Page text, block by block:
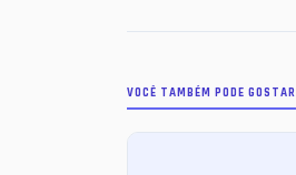
VOCÊ TAMBÉM PODE GOSTAR